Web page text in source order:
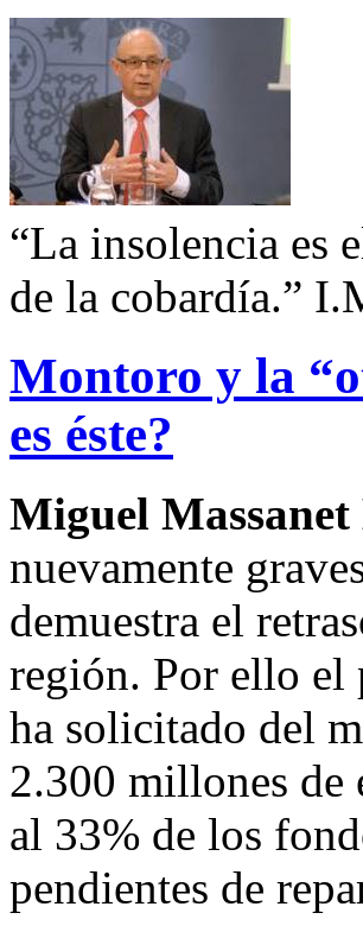
“La insolencia es
de la cobardía.”
Montoro y la
es éste?
Miguel Massanet
nuevamente
demuestra el
región. Por ello el
ha solicitado del
2.300 millones de
al 33% de los
pendientes de